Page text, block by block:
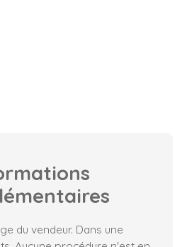
du vendeur. Dans une